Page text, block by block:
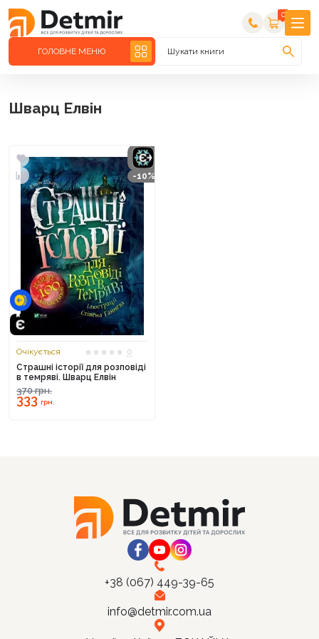
0
ГОЛОВНЕ МЕНЮ Шукати книги
Шварц Елвін
-10%
Очікується
0
Страшні історії для розповіді
в темряві. Шварц Елвін
370грн.
333грн.
+38 (067) 449-39-65
info@detmir.com.ua